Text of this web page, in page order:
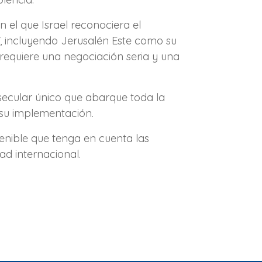
el que Israel reconociera el
Jerusalén Este como su
una negociación seria y una
único que abarque toda la
implementación.
que tenga en cuenta las
internacional.